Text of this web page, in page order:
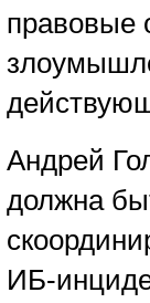
правовые
Андрей
должна
ИБ-